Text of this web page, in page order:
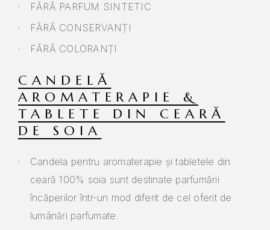
FĂRĂ PARFUM SINTETIC
FĂRĂ CONSERVANȚI
FĂRĂ COLORANȚI
CANDELĂ
AROMATERAPIE &
TABLETE DIN CEARĂ
DE SOIA
Candela pentru aromaterapie și tabletele din
ceară 100% soia sunt destinate parfumării
încăperilor într-un mod diferit de cel oferit de
lumânări parfumate.